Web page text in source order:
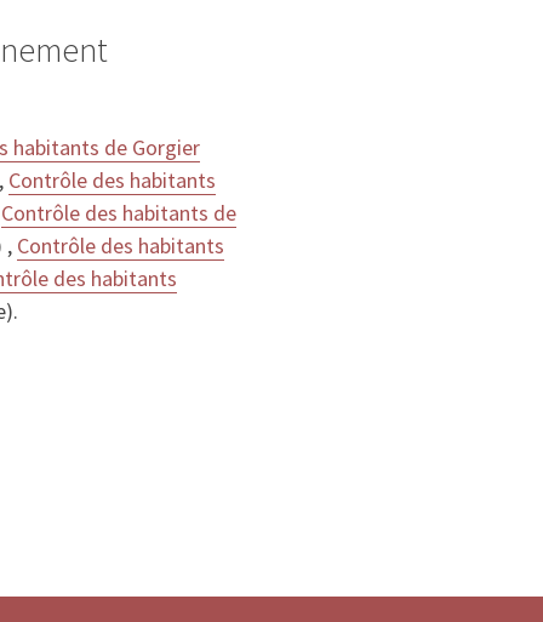
habitants de Gorgier
Contrôle des habitants
Contrôle des habitants de
, Contrôle des habitants
des habitants